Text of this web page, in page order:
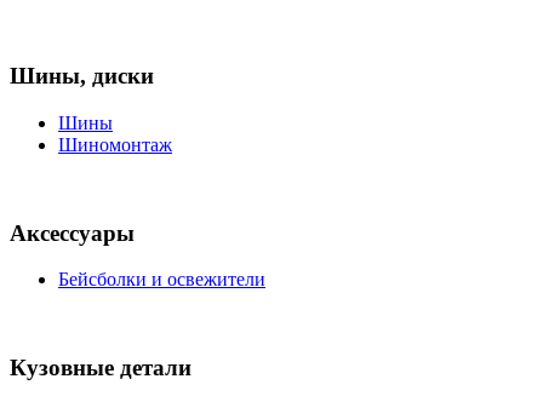
Шины, диски
Шины
Шиномонтаж
Аксессуары
Бейсболки и освежители
Кузовные детали